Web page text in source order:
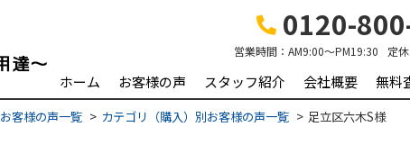
0120-
営業時間： AM9:00～PM19:30 定休
ホーム お客様の声 スタッフ紹介 会社概要 無料
お客様の声一覧 カテゴリ（購入）別お客様の声一覧 足立区六木S様